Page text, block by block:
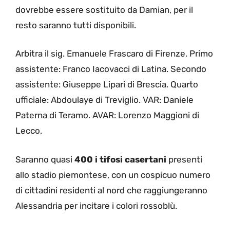
dovrebbe essere sostituito da Damian, per il
resto saranno tutti disponibili.
Arbitra il sig. Emanuele Frascaro di Firenze. Primo
assistente: Franco Iacovacci di Latina. Secondo
assistente: Giuseppe Lipari di Brescia. Quarto
ufficiale: Abdoulaye di Treviglio. VAR: Daniele
Paterna di Teramo. AVAR: Lorenzo Maggioni di
Lecco.
Saranno quasi 400 i tifosi casertani presenti
allo stadio piemontese, con un cospicuo numero
di cittadini residenti al nord che raggiungeranno
Alessandria per incitare i colori rossoblù.